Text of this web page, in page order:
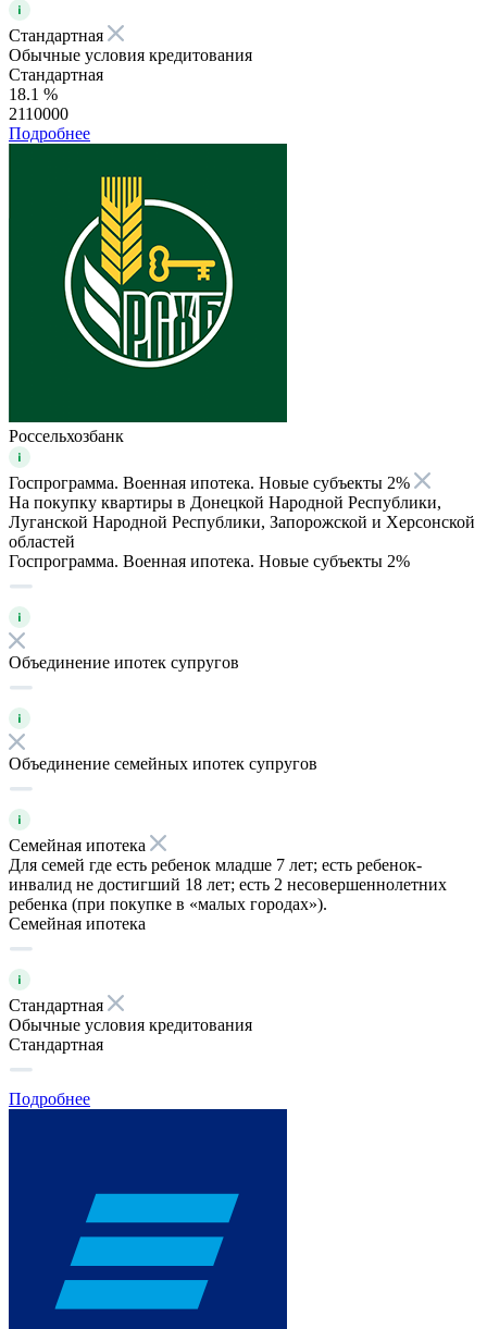
Стандартная
Обычные условия кредитования
Стандартная
18.1 %
2110000
Подробнее
Россельхозбанк
Госпрограмма. Военная ипотека. Новые субъекты 2%
На покупку квартиры в Донецкой Народной Республики,
Луганской Народной Республики, Запорожской и Херсонской
областей
Госпрограмма. Военная ипотека. Новые субъекты 2%
Объединение ипотек супругов
Объединение семейных ипотек супругов
Семейная ипотека
Для семей где есть ребенок младше 7 лет; есть ребенок-
инвалид не достигший 18 лет; есть 2 несовершеннолетних
ребенка (при покупке в «малых городах»).
Семейная ипотека
Стандартная
Обычные условия кредитования
Стандартная
Подробнее